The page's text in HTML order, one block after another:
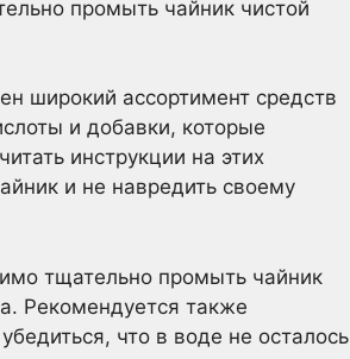
промыть чайник чистой
широкий ассортимент средств
и добавки, которые
инструкции на этих
и не навредить своему
тщательно промыть чайник
Рекомендуется также
что в воде не осталось